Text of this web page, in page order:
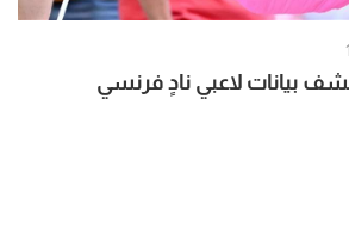
بيانات لاعبي نادٍ فرنسي